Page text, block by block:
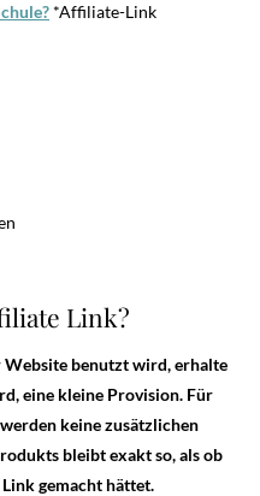
*Affiliate-Link
Link?
benutzt wird, erhalte
eine kleine Provision. Für
keine zusätzlichen
bleibt exakt so, als ob
gemacht hättet.